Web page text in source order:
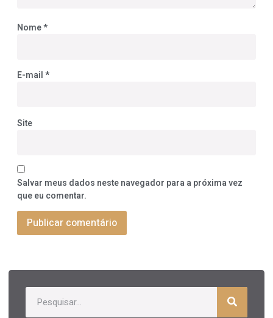
Nome*
E-mail*
Site
Salvar meus dados neste navegador para a próxima vez
que eu comentar.